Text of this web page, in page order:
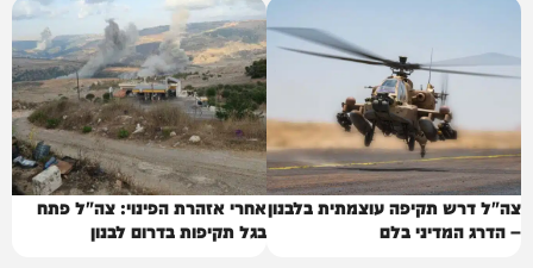
צה"ל דרש תקיפה עוצמתית בלבנון
– הדרג המדיני בלם
אחרי אזהרת הפינוי: צה"ל פתח
בגל תקיפות בדרום לבנון